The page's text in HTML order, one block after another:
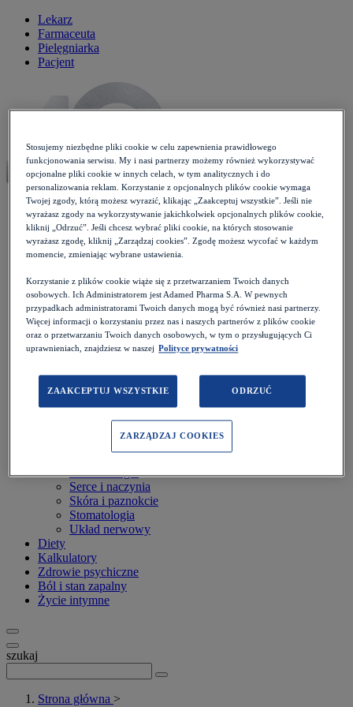
Lekarz
Farmaceuta
Pielęgniarka
Pacjent
Aktualności
Badania
Alergie
Choroby endokrynologiczne
Choroby nerek i dróg moczowych
Choroby wieku dziecięcego
Cukrzyca
Inne dolegliwości
Kości i stawy
Otolaryngologia
Reumatologia
Serce i naczynia
Skóra i paznokcie
Stomatologia
Układ nerwowy
Diety
Kalkulatory
Zdrowie psychiczne
Ból i stan zapalny
Życie intymne
szukaj
Strona główna >
Stosujemy niezbędne pliki cookie w celu zapewnienia prawidłowego
funkcjonowania serwisu. My i nasi partnerzy możemy również wykorzystywać
opcjonalne pliki cookie w innych celach, w tym analitycznych i do
personalizowania reklam. Korzystanie z opcjonalnych plików cookie wymaga
Twojej zgody, którą możesz wyrazić, klikając „Zaakceptuj wszystkie”. Jeśli nie
wyrażasz zgody na wykorzystywanie jakichkolwiek opcjonalnych plików cookie,
kliknij „Odrzuć”. Jeśli chcesz wybrać pliki cookie, na których stosowanie
wyrażasz zgodę, kliknij „Zarządzaj cookies”. Zgodę możesz wycofać w każdym
momencie, zmieniając wybrane ustawienia.
Korzystanie z plików cookie wiąże się z przetwarzaniem Twoich danych
osobowych. Ich Administratorem jest Adamed Pharma S.A. W pewnych
przypadkach administratorami Twoich danych mogą być również nasi partnerzy.
Więcej informacji o korzystaniu przez nas i naszych partnerów z plików cookie
oraz o przetwarzaniu Twoich danych osobowych, w tym o przysługujących Ci
uprawnieniach, znajdziesz w naszej Polityce prywatności
ZAAKCEPTUJ WSZYSTKIE ODRZUĆ
ZARZĄDZAJ COOKIES